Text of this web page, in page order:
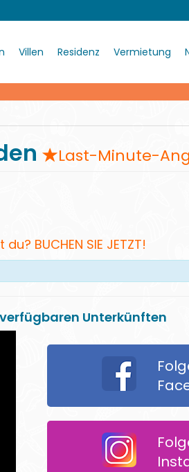
Villen Residenz Vermietung
Last-Minute-
BUCHEN SIE JETZT!
Unterkünften